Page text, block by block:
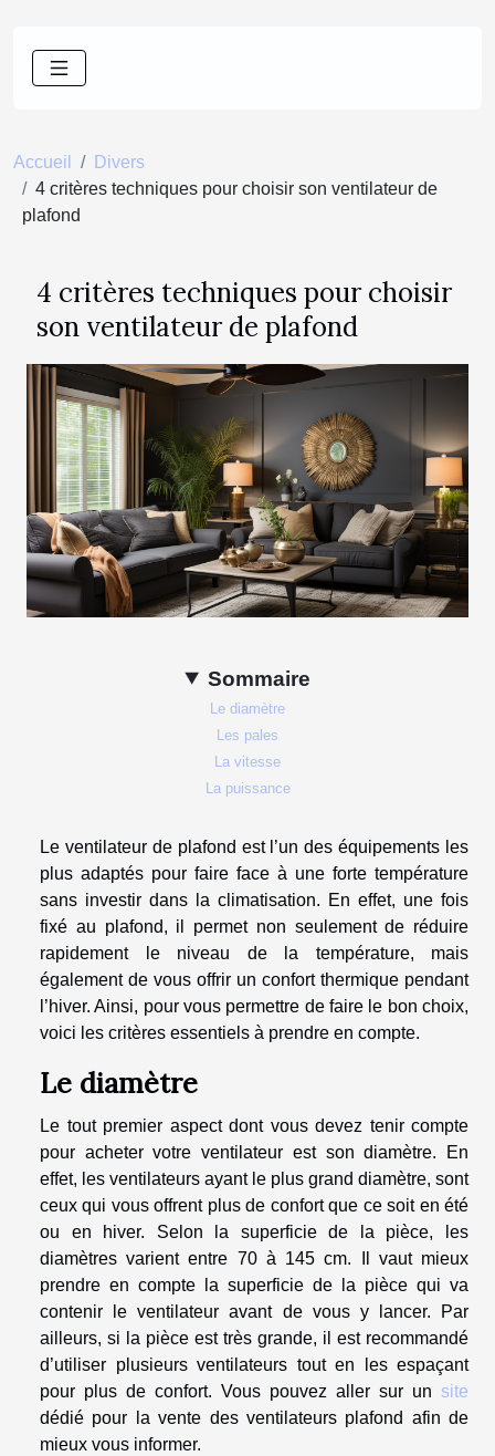
Accueil
Divers
4 critères techniques pour choisir son ventilateur de
plafond
4 critères techniques pour choisir
son ventilateur de plafond
Sommaire
Le diamètre
Les pales
La vitesse
La puissance
Le ventilateur de plafond est l’un des équipements les
plus adaptés pour faire face à une forte température
sans investir dans la climatisation. En effet, une fois
fixé au plafond, il permet non seulement de réduire
rapidement le niveau de la température, mais
également de vous offrir un confort thermique pendant
l’hiver. Ainsi, pour vous permettre de faire le bon choix,
voici les critères essentiels à prendre en compte.
Le diamètre
Le tout premier aspect dont vous devez tenir compte
pour acheter votre ventilateur est son diamètre. En
effet, les ventilateurs ayant le plus grand diamètre, sont
ceux qui vous offrent plus de confort que ce soit en été
ou en hiver. Selon la superficie de la pièce, les
diamètres varient entre 70 à 145 cm. Il vaut mieux
prendre en compte la superficie de la pièce qui va
contenir le ventilateur avant de vous y lancer. Par
ailleurs, si la pièce est très grande, il est recommandé
d’utiliser plusieurs ventilateurs tout en les espaçant
pour plus de confort. Vous pouvez aller sur un site
dédié pour la vente des ventilateurs plafond afin de
mieux vous informer.